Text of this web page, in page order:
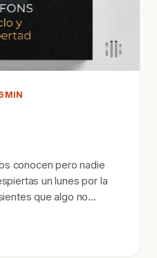
MIN
conocen pero nadie
un lunes por la
que algo no